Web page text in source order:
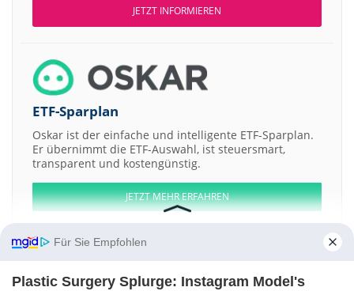
JETZT INFORMIEREN
ETF-Sparplan
Oskar ist der einfache und intelligente ETF-Sparplan.
Er übernimmt die ETF-Auswahl, ist steuersmart,
transparent und kostengünstig.
JETZT MEHR ERFAHREN
Für Sie Empfohlen
Plastic Surgery Splurge: Instagram Model's